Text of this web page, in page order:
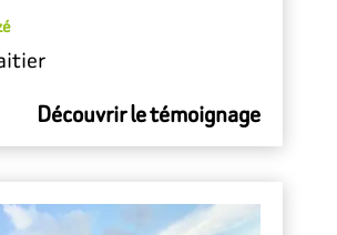
Découvrir le témoignage